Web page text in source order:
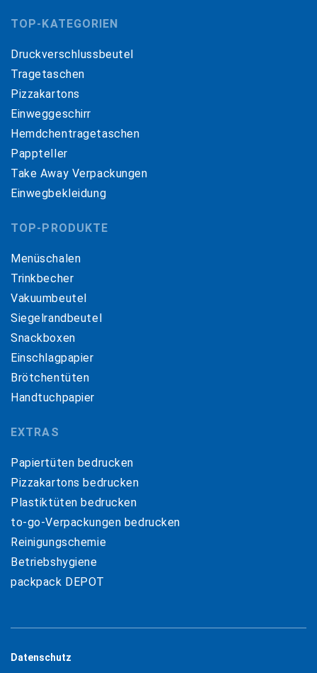
TOP-KATEGORIEN
Druckverschlussbeutel
Tragetaschen
Pizzakartons
Einweggeschirr
Hemdchentragetaschen
Pappteller
Take Away Verpackungen
Einwegbekleidung
TOP-PRODUKTE
Menüschalen
Trinkbecher
Vakuumbeutel
Siegelrandbeutel
Snackboxen
Einschlagpapier
Brötchentüten
Handtuchpapier
EXTRAS
Papiertüten bedrucken
Pizzakartons bedrucken
Plastiktüten bedrucken
to-go-Verpackungen bedrucken
Reinigungschemie
Betriebshygiene
packpack DEPOT
Datenschutz